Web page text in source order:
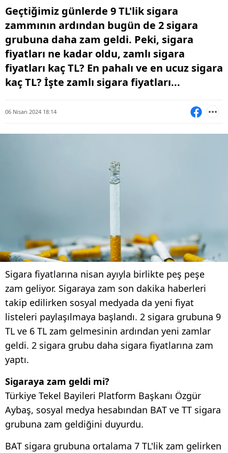
Geçtiğimiz günlerde 9 TL'lik sigara
zammının ardından bugün de 2 sigara
grubuna daha zam geldi. Peki, sigara
fiyatları ne kadar oldu, zamlı sigara
fiyatları kaç TL? En pahalı ve en ucuz sigara
kaç TL? İşte zamlı sigara fiyatları...
06 Nisan 2024 18:14
Sigara fiyatlarına nisan ayıyla birlikte peş peşe
zam geliyor. Sigaraya zam son dakika haberleri
takip edilirken sosyal medyada da yeni fiyat
listeleri paylaşılmaya başlandı. 2 sigara grubuna 9
TL ve 6 TL zam gelmesinin ardından yeni zamlar
geldi. 2 sigara grubu daha sigara fiyatlarına zam
yaptı.
Sigaraya zam geldi mi?
Türkiye Tekel Bayileri Platform Başkanı Özgür
Aybaş, sosyal medya hesabından BAT ve TT sigara
grubuna zam geldiğini duyurdu.
BAT sigara grubuna ortalama 7 TL'lik zam gelirken